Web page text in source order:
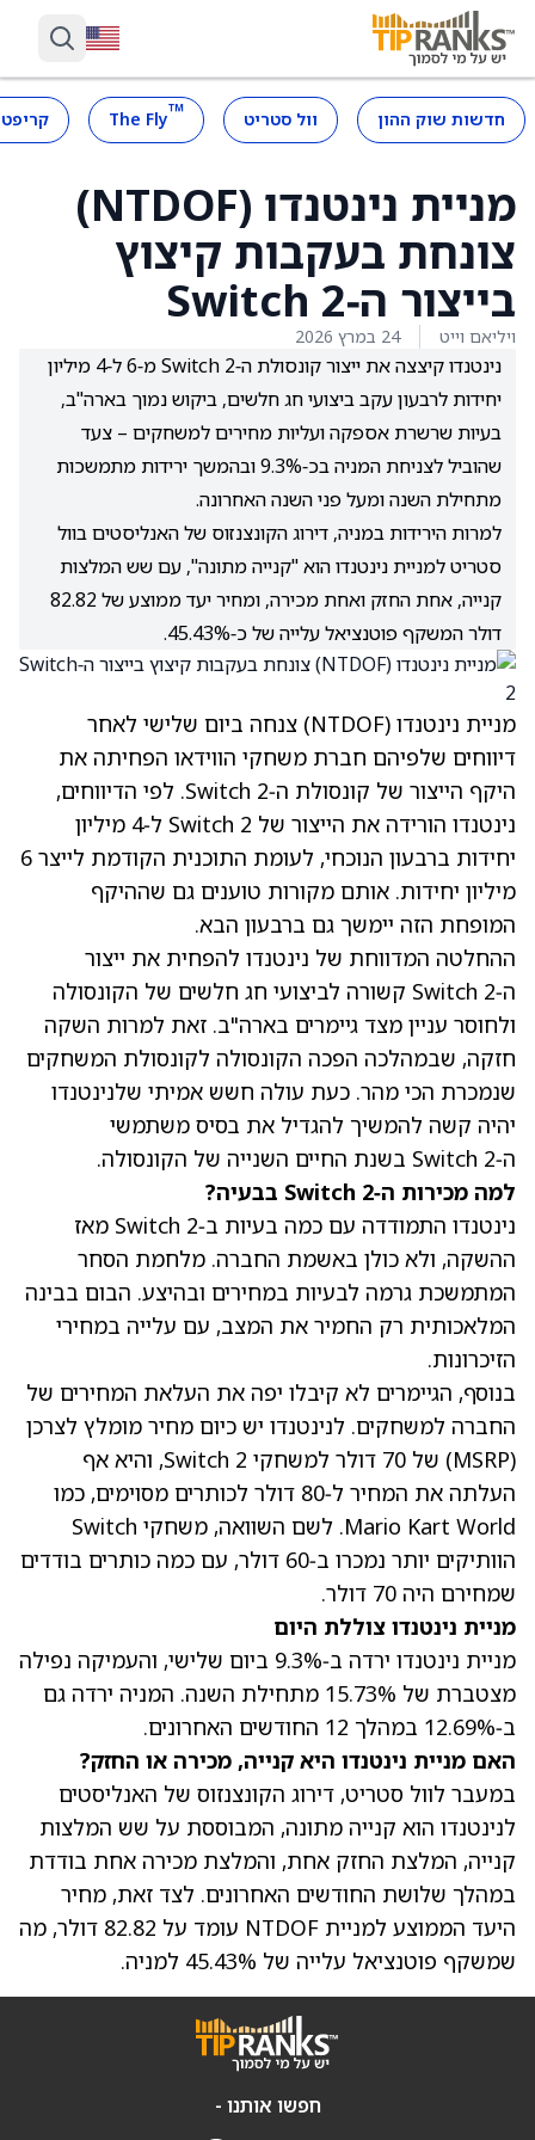
חדשות שוק ההון וול סטריט ™
The Fly
מניית נינטנדו (NTDOF)
צונחת בעקבות קיצוץ
בייצור ה‑Switch 2
ויליאם וייט 24 במרץ 2026
נינטנדו קיצצה את ייצור קונסולת ה‑Switch 2 מ‑6 ל‑4 מיליון
יחידות לרבעון עקב ביצועי חג חלשים, ביקוש נמוך בארה"ב,
בעיות שרשרת אספקה ועליות מחירים למשחקים – צעד
שהוביל לצניחת המניה בכ‑9.3% ובהמשך ירידות מתמשכות
מתחילת השנה ומעל פני השנה האחרונה.
למרות הירידות במניה, דירוג הקונצנזוס של האנליסטים בוול
סטריט למניית נינטנדו הוא "קנייה מתונה", עם שש המלצות
קנייה, אחת החזק ואחת מכירה, ומחיר יעד ממוצע של 82.82
דולר המשקף פוטנציאל עלייה של כ‑45.43%.
מניית נינטנדו (NTDOF)
צנחה ביום שלישי לאחר
דיווחים שלפיהם חברת משחקי הווידאו הפחיתה את
היקף הייצור של קונסולת ה‑Switch 2. לפי הדיווחים,
נינטנדו הורידה את הייצור של Switch 2 ל‑4 מיליון
יחידות ברבעון הנוכחי, לעומת התוכנית הקודמת לייצר 6
מיליון יחידות. אותם מקורות טוענים גם שההיקף
המופחת הזה יימשך גם ברבעון הבא.
ההחלטה המדווחת של נינטנדו להפחית את ייצור
ה‑Switch 2 קשורה לביצועי חג חלשים של הקונסולה
ולחוסר עניין מצד גיימרים בארה"ב. זאת למרות השקה
חזקה, שבמהלכה הפכה הקונסולה לקונסולת המשחקים
שנמכרת הכי מהר. כעת עולה חשש אמיתי שלנינטנדו
יהיה קשה להמשיך להגדיל את בסיס משתמשי
ה‑Switch 2 בשנת החיים השנייה של הקונסולה.
למה מכירות ה‑Switch 2 בבעיה?
נינטנדו התמודדה עם כמה בעיות ב‑Switch 2 מאז
ההשקה, ולא כולן באשמת החברה. מלחמת הסחר
המתמשכת גרמה לבעיות במחירים ובהיצע. הבום בבינה
המלאכותית רק החמיר את המצב, עם עלייה במחירי
הזיכרונות.
בנוסף, הגיימרים לא קיבלו יפה את העלאת המחירים של
החברה למשחקים. לנינטנדו יש כיום מחיר מומלץ לצרכן
(MSRP) של 70 דולר למשחקי Switch 2, והיא אף
העלתה את המחיר ל‑80 דולר לכותרים מסוימים, כמו
Mario Kart World. לשם השוואה, משחקי Switch
הוותיקים יותר נמכרו ב‑60 דולר, עם כמה כותרים בודדים
שמחירם היה 70 דולר.
מניית נינטנדו צוללת היום
מניית נינטנדו ירדה ב‑9.3% ביום שלישי
, והעמיקה נפילה
מצטברת של 15.73% מתחילת השנה. המניה ירדה גם
ב‑12.69% במהלך 12 החודשים האחרונים.
האם מניית נינטנדו היא קנייה, מכירה או החזק?
במעבר לוול סטריט, דירוג הקונצנזוס של האנליסטים
לנינטנדו הוא קנייה מתונה, המבוססת על שש המלצות
קנייה, המלצת החזק אחת, והמלצת מכירה אחת בודדת
במהלך שלושת החודשים האחרונים. לצד זאת, מחיר
היעד הממוצע למניית NTDOF עומד על 82.82 דולר
, מה
שמשקף פוטנציאל עלייה של 45.43% למניה.
חפשו אותנו -